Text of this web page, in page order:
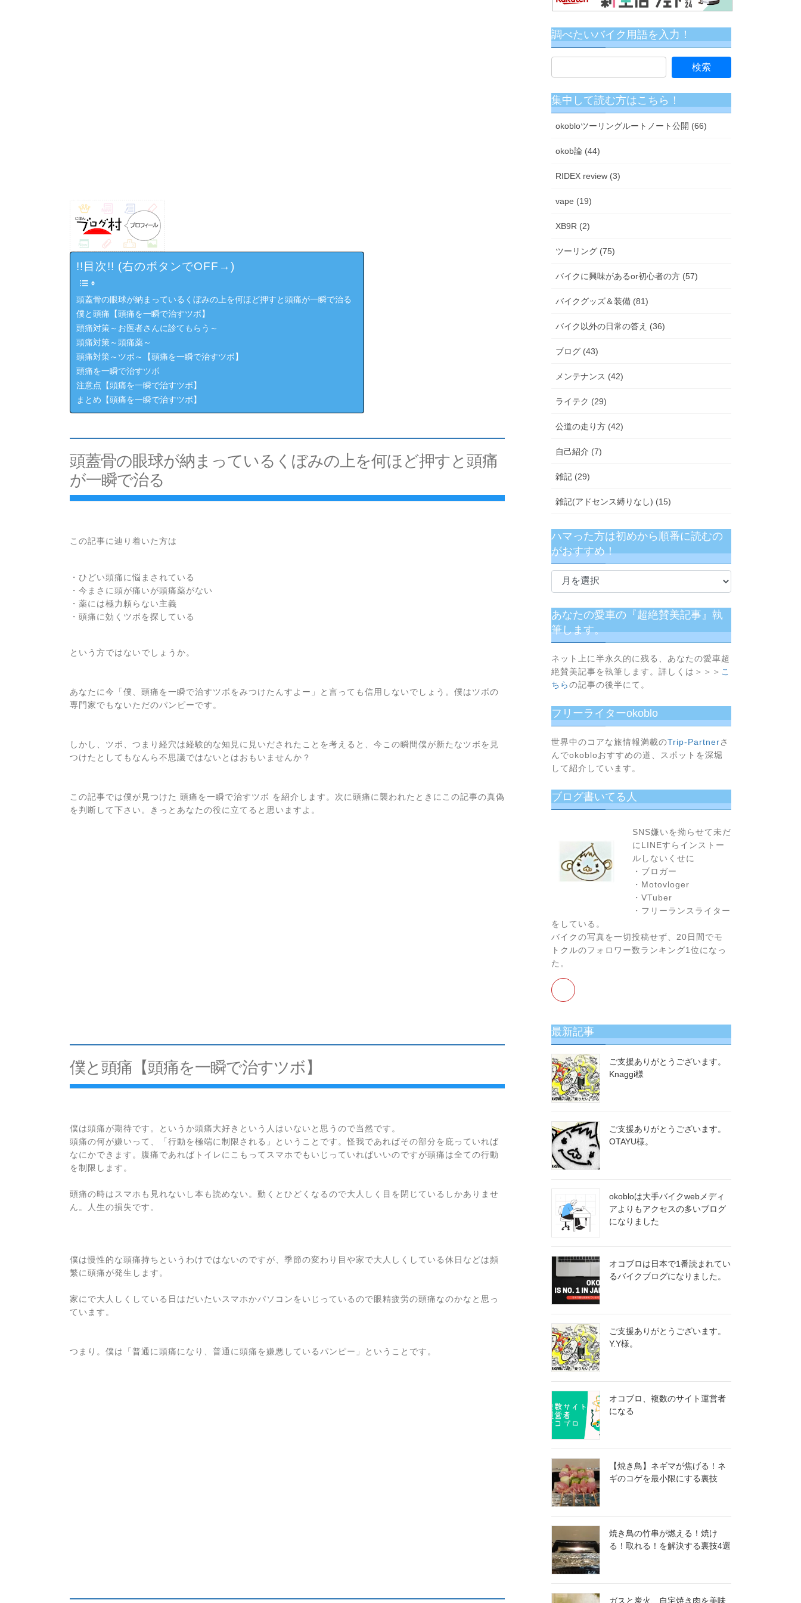
!!目次!! (右のボタンでOFF→)
頭蓋骨の眼球が納まっているくぼみの上を何ほど押すと頭痛が一瞬で治る
僕と頭痛【頭痛を一瞬で治すツボ】
頭痛対策～お医者さんに診てもらう～
頭痛対策～頭痛薬～
頭痛対策～ツボ～【頭痛を一瞬で治すツボ】
頭痛を一瞬で治すツボ
注意点【頭痛を一瞬で治すツボ】
まとめ【頭痛を一瞬で治すツボ】
頭蓋骨の眼球が納まっているくぼみの上を何ほど押すと頭痛
が一瞬で治る
この記事に辿り着いた方は
・ひどい頭痛に悩まされている
・今まさに頭が痛いが頭痛薬がない
・薬には極力頼らない主義
・頭痛に効くツボを探している
という方ではないでしょうか。
あなたに今「僕、頭痛を一瞬で治すツボをみつけたんすよー」と言っても信用しないでしょう。僕はツボの
専門家でもないただのパンピーです。
しかし、ツボ、つまり経穴は経験的な知見に見いだされたことを考えると、今この瞬間僕が新たなツボを見
つけたとしてもなんら不思議ではないとはおもいませんか？
この記事では僕が見つけた 頭痛を一瞬で治すツボ を紹介します。次に頭痛に襲われたときにこの記事の真偽
を判断して下さい。きっとあなたの役に立てると思いますよ。
僕と頭痛【頭痛を一瞬で治すツボ】
僕は頭痛が期待です。というか頭痛大好きという人はいないと思うので当然です。
頭痛の何が嫌いって、「行動を極端に制限される」ということです。怪我であればその部分を庇っていれば
なにかできます。腹痛であればトイレにこもってスマホでもいじっていればいいのですが頭痛は全ての行動
を制限します。
頭痛の時はスマホも見れないし本も読めない。動くとひどくなるので大人しく目を閉じているしかありませ
ん。人生の損失です。
僕は慢性的な頭痛持ちというわけではないのですが、季節の変わり目や家で大人しくしている休日などは頻
繁に頭痛が発生します。
家にで大人しくしている日はだいたいスマホかパソコンをいじっているので眼精疲労の頭痛なのかなと思っ
ています。
つまり。僕は「普通に頭痛になり、普通に頭痛を嫌悪しているパンピー」ということです。
調べたいバイク用語を入力！
集中して読む方はこちら！
okobloツーリングルートノート公開 (66)
okob論 (44)
RIDEX review (3)
vape (19)
XB9R (2)
ツーリング (75)
バイクに興味があるor初心者の方 (57)
バイクグッズ＆装備 (81)
バイク以外の日常の答え (36)
ブログ (43)
メンテナンス (42)
ライテク (29)
公道の走り方 (42)
自己紹介 (7)
雑記 (29)
雑記(アドセンス縛りなし) (15)
ハマった方は初めから順番に読むの
がおすすめ！
ハ
た
方
は
初
め
か
順
番
に
読
む
が
あなたの愛車の『超絶賛美記事』執
筆します。
ネット上に半永久的に残る、あなたの愛車超
絶賛美記事を執筆します。詳しくは＞＞＞ こ
ちらの記事の後半にて。
フリーライターokoblo
世界中のコアな旅情報満載のTrip-Partnerさ
んでokobloおすすめの道、スポットを深堀
して紹介しています。
ブログ書いてる人
SNS嫌いを拗らせて未だ
にLINEすらインストー
ルしないくせに
・ブロガー
・Motovloger
・VTuber
・フリーランスライター
をしている。
バイクの写真を一切投稿せず、20日間でモ
トクルのフォロワー数ランキング1位になっ
た。
最新記事
ご支援ありがとうございます。
Knaggi様
ご支援ありがとうございます。
OTA​YU様。
okobloは大手バイクwebメディ
アよりもアクセスの多いブログ
になりました
オコブロは日本で1番読まれてい
るバイクブログになりました。
ご支援ありがとうございます。
Y.Y様。
オコブロ、複数のサイト運営者
になる
【焼き鳥】ネギマが焦げる！ネ
ギのコゲを最小限にする裏技
焼き鳥の竹串が燃える！焼け
る！取れる！を解決する裏技4選
ガスと炭火、自宅焼き肉を美味